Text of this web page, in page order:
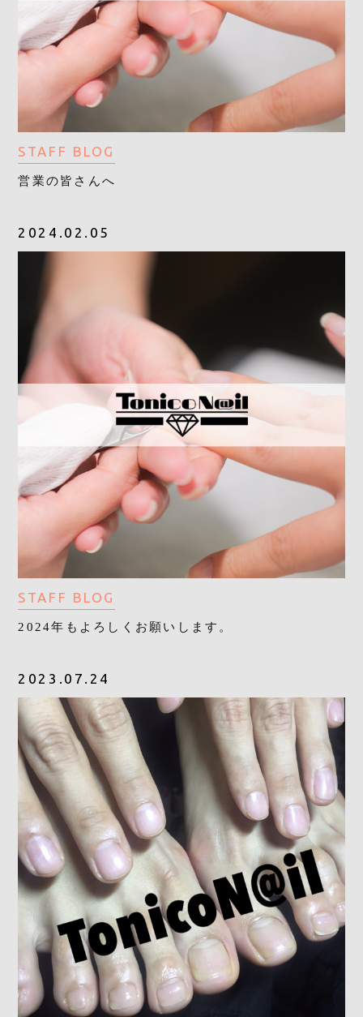
STAFF BLOG
営業の皆さんへ
2024.02.05
STAFF BLOG
2024年もよろしくお願いします。
2023.07.24